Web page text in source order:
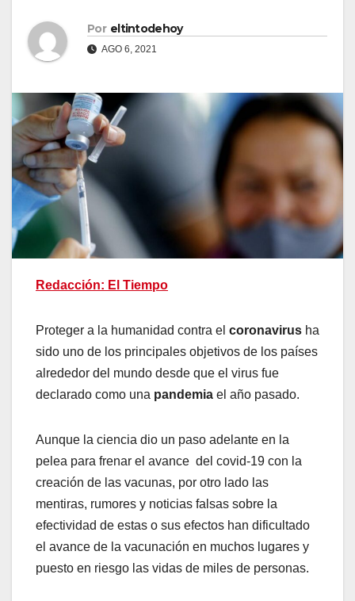
Por eltintodehoy
AGO 6, 2021
Redacción: El Tiempo
Proteger a la humanidad contra el coronavirus ha
sido uno de los principales objetivos de los países
alrededor del mundo desde que el virus fue
declarado como una pandemia el año pasado.
Aunque la ciencia dio un paso adelante en la
pelea para frenar el avance del covid-19 con la
creación de las vacunas, por otro lado las
mentiras, rumores y noticias falsas sobre la
efectividad de estas o sus efectos han dificultado
el avance de la vacunación en muchos lugares y
puesto en riesgo las vidas de miles de personas.